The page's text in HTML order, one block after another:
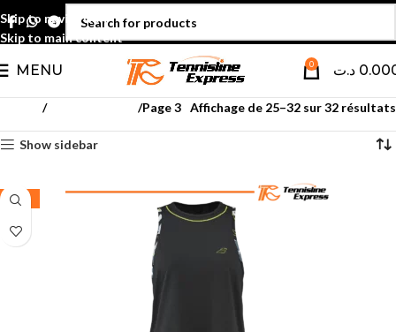
Skip to navigation
Skip to main content
MENU 0 د.ت
Textile femmes Page 3 Affichage de 25–32 sur 32 résultats
Show sidebar
-35%